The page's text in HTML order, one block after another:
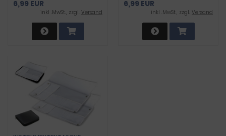
6,99 EUR
inkl .MwSt., zzgl. Versand
6,99 EUR
inkl .MwSt., zzgl. Versand